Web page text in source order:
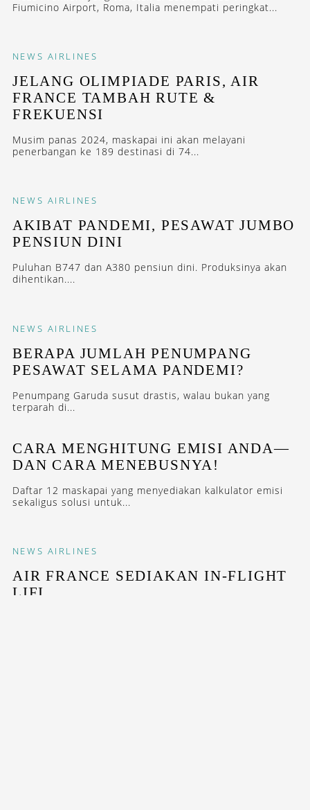
Fiumicino Airport, Roma, Italia menempati peringkat...
NEWS AIRLINES
JELANG OLIMPIADE PARIS, AIR
FRANCE TAMBAH RUTE &
FREKUENSI
Musim panas 2024, maskapai ini akan melayani
penerbangan ke 189 destinasi di 74...
NEWS AIRLINES
AKIBAT PANDEMI, PESAWAT JUMBO
PENSIUN DINI
Puluhan B747 dan A380 pensiun dini. Produksinya akan
dihentikan....
NEWS AIRLINES
BERAPA JUMLAH PENUMPANG
PESAWAT SELAMA PANDEMI?
Penumpang Garuda susut drastis, walau bukan yang
terparah di...
CARA MENGHITUNG EMISI ANDA—
DAN CARA MENEBUSNYA!
Daftar 12 maskapai yang menyediakan kalkulator emisi
sekaligus solusi untuk...
NEWS AIRLINES
AIR FRANCE SEDIAKAN IN-FLIGHT
LIFI